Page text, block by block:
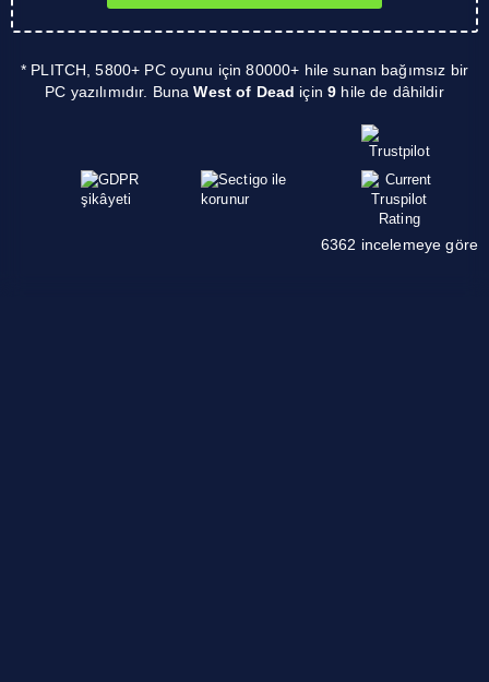
* PLITCH, 5800+ PC oyunu için 80000+ hile sunan bağımsız bir
PC yazılımıdır. BunaWest of Dead için9 hile de dâhildir
6362 incelemeye göre